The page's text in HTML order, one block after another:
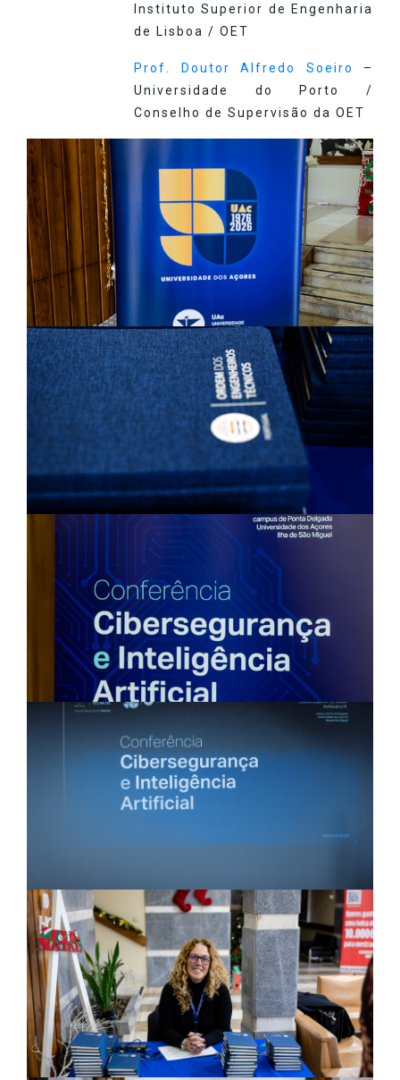
Instituto Superior de Engenharia
de Lisboa / OET
Prof. Doutor Alfredo Soeiro
–
Universidade do Porto /
Conselho de Supervisão da OET